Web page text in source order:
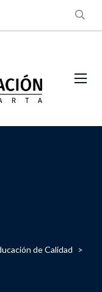
de Calidad
>